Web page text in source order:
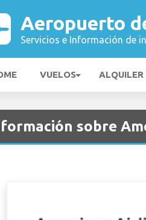
Aeropuerto
Servicios e Información de
VUELOS ALQUILER
sobre